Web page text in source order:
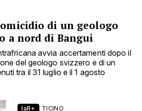
di un geologo
a nord di Bangui
avvia accertamenti dopo il
del geologo svizzero e di un
tra il 31 luglio e il 1 agosto
laR+ TICINO